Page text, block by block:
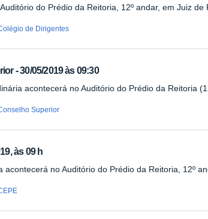
do Prédio da Reitoria, 12º andar, em Juiz de
de Dirigentes
- 30/05/2019 às 09:30
acontecerá no Auditório do Prédio da Reitoria
Superior
às 09 h
acontecerá no Auditório do Prédio da Reitoria, 12º